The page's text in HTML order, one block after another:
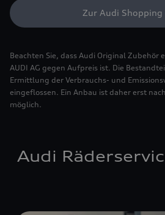
Zur Audi
Beachten Sie, dass Audi Original Zubehör
AUDI AG gegen Aufpreis ist. Die
Ermittlung der Verbrauchs- und
eingeflossen. Ein Anbau ist daher erst
möglich.
Audi